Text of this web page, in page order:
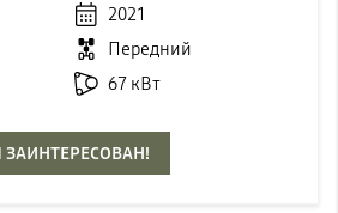
2021
Передний
67 кВт
ЗАИНТЕРЕСОВАН!